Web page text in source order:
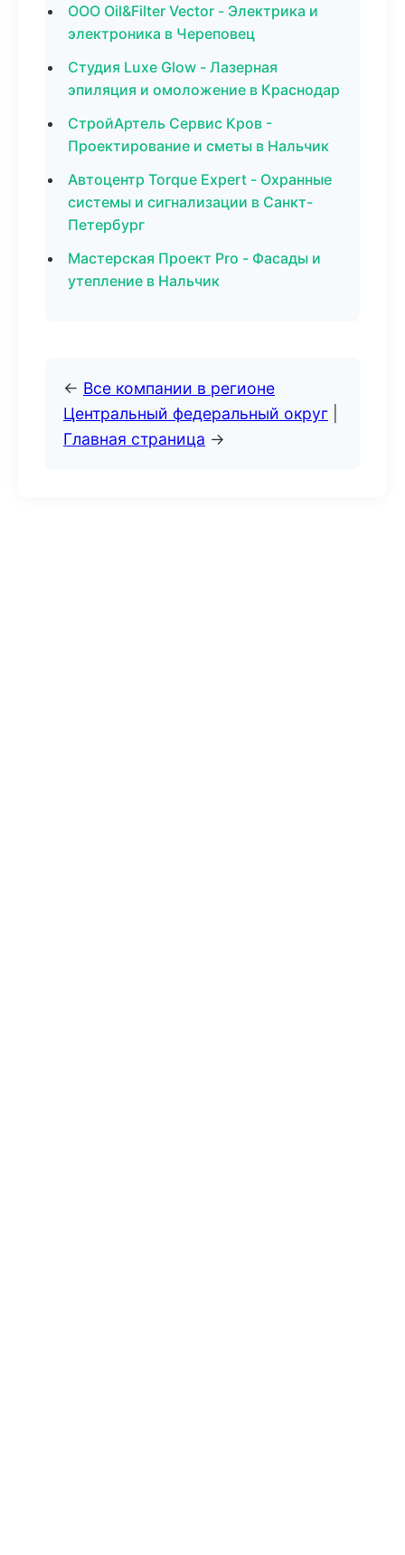
ООО Oil&Filter Vector - Электрика и
электроника в Череповец
Студия Luxe Glow - Лазерная
эпиляция и омоложение в Краснодар
СтройАртель Сервис Кров -
Проектирование и сметы в Нальчик
Автоцентр Torque Expert - Охранные
системы и сигнализации в Санкт-
Петербург
Мастерская Проект Pro - Фасады и
утепление в Нальчик
← Все компании в регионе
Центральный федеральный округ
Главная страница →